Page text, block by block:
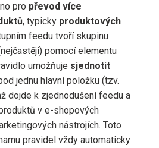
pro převod více
, typicky produktových
feedu tvoří skupinu
pomocí elementu
umožňuje sjednotit
jednu hlavní položku (tzv.
dojde k zjednodušení feedu a
v e-shopových
nástrojích. Toto
pravidel vždy automaticky